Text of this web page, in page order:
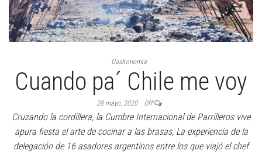
Gastronomía
Cuando pa´ Chile me voy
28 mayo, 2020 Off
Cruzando la cordillera, la Cumbre Internacional de Parrilleros vive
apura fiesta el arte de cocinar a las brasas, La experiencia de la
delegación de 16 asadores argentinos entre los que viajó el chef